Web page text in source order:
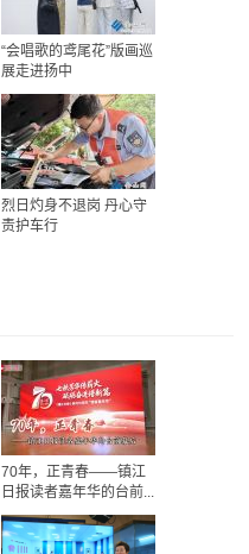
“会唱歌的鸢尾花”版画巡
展走进扬中
烈日灼身不退岗 丹心守
责护车行
70年，正青春——镇江
日报读者嘉年华的台前...